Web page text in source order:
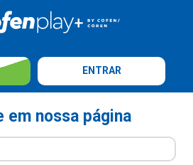
ENTRAR
em nossa página